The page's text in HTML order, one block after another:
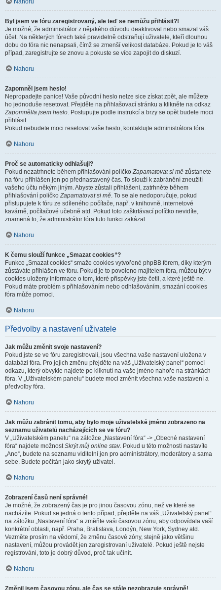
Nahoru
Byl jsem ve fóru zaregistrovaný, ale teď se nemůžu přihlásit?!
Je možné, že administrátor z nějakého důvodu deaktivoval nebo smazal váš
účet. Na některých fórech také pravidelně odstraňují uživatele, kteří dlouhou
dobu do fóra nic nenapsali, čímž se zmenší velikost databáze. Pokud je to váš
případ, zaregistrujte se znovu a pokuste se více zapojit do diskuzí.
Nahoru
Zapomněl jsem heslo!
Nepropadejte panice! Vaše původní heslo nelze sice získat zpět, ale můžete
ho jednoduše resetovat. Přejděte na přihlašovací stránku a klikněte na odkaz
Zapomněl/a jsem heslo. Postupujte podle instrukcí a brzy se opět budete moci
přihlásit.
Pokud nebudete moci resetovat vaše heslo, kontaktujte administrátora fóra.
Nahoru
Proč se automaticky odhlašuji?
Pokud nezatrhnete během přihlašování políčkoZapamatovat si mě zůstanete
na fóru přihlášen jen po přednastavený čas. To slouží k zabránění zneužití
vašeho účtu někým jiným. Abyste zůstali přihlášeni, zatrhněte během
přihlašování políčkoZapamatovat si mě. To se ale nedoporučuje, pokud
přistupujete k fóru ze sdíleného počítače, např. v knihovně, internetové
kavárně, počítačové učebně atd. Pokud toto zaškrtávací políčko nevidíte,
znamená to, že administrátor fóra tuto funkci zakázal.
Nahoru
K čemu slouží funkce „Smazat cookies“?
Funkce „Smazat cookies“ smaže cookies vytvořené phpBB fórem, díky kterým
zůstáváte přihlášen ve fóru. Pokud je to povoleno majitelem fóra, můžou být v
cookies uloženy informace o tom, které příspěvky jste četli, a které ještě ne.
Pokud máte problém s přihlašováním nebo odhlašováním, smazání cookies
fóra může pomoci.
Nahoru
Předvolby a nastavení uživatele
Jak můžu změnit svoje nastavení?
Pokud jste se ve fóru zaregistrovali, jsou všechna vaše nastavení uložena v
databázi fóra. Pro jejich změnu přejděte na váš „Uživatelský panel“ pomocí
odkazu, který obvykle najdete po kliknutí na vaše jméno nahoře na stránkách
fóra. V „Uživatelském panelu“ budete moci změnit všechna vaše nastavení a
předvolby fóra.
Nahoru
Jak můžu zabránit tomu, aby bylo moje uživatelské jméno zobrazeno na
seznamu uživatelů nacházejících se ve fóru?
V „Uživatelském panelu“ na záložce „Nastavení fóra“ -> „Obecné nastavení
fóra“ najdete možnostSkrýt můj online stav. Pokud u této možnosti nastavíte
„Ano“, budete na seznamu viditelní jen pro administrátory, moderátory a sama
sebe. Budete počítán jako skrytý uživatel.
Nahoru
Zobrazení časů není správné!
Je možné, že zobrazený čas je pro jinou časovou zónu, než ve které se
nacházíte. Pokud se jedná o tento případ, přejděte na váš „Uživatelský panel“
na záložku „Nastavení fóra“ a změňte vaši časovou zónu, aby odpovídala vaší
konkrétní oblasti, např. Praha, Bratislava, Londýn, New York, Sydney atd.
Vezměte prosím na vědomí, že změnu časové zóny, stejně jako většinu
nastavení, můžou provádět jen zaregistrovaní uživatelé. Pokud ještě nejste
registrováni, toto je dobrý důvod, proč tak učinit.
Nahoru
Změnil jsem časovou zónu, ale čas se stále nezobrazuje správně!